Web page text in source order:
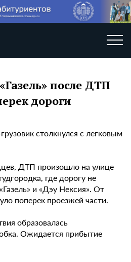
после ДТП
дороги
столкнулся с легковым
ДТП произошло на улице
где дорогу не
и «Дэу Нексия». От
поперек проезжей части.
образовалась
Ожидается прибытие